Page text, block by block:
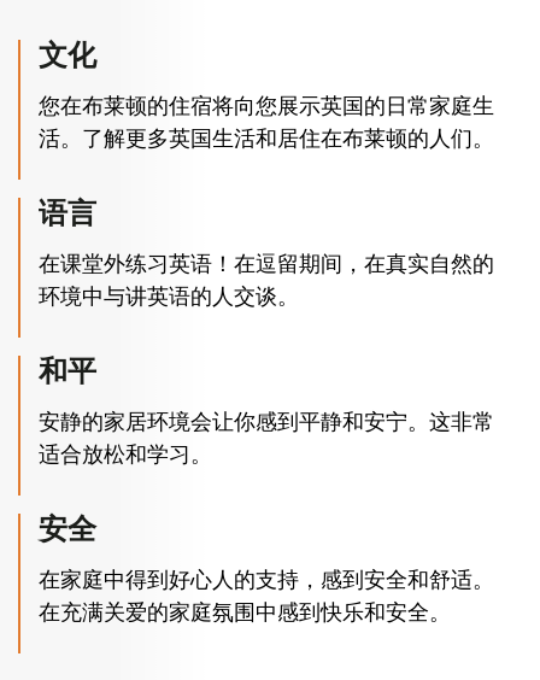
文化
您在布莱顿的住宿将向您展示英国的日常家庭生
活。了解更多英国生活和居住在布莱顿的人们。
语言
在课堂外练习英语！在逗留期间，在真实自然的
环境中与讲英语的人交谈。
和平
安静的家居环境会让你感到平静和安宁。这非常
适合放松和学习。
安全
在家庭中得到好心人的支持，感到安全和舒适。
在充满关爱的家庭氛围中感到快乐和安全。